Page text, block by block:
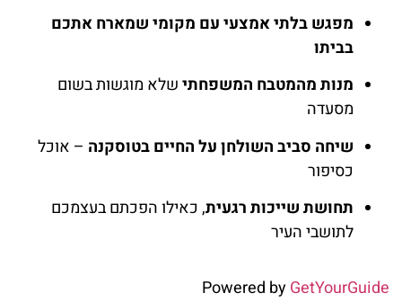
מפגש בלתי אמצעי עם מקומי שמארח אתכם
בביתו
מנות מהמטבח המשפחתישלא מוגשות בשום
מסעדה
שיחה סביב השולחן על החיים בטוסקנה – אוכל
כסיפור
תחושת שייכות רגעית, כאילו הפכתם בעצמכם
לתושבי העיר
Powered byGetYourGuide